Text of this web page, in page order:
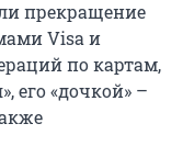
прекращение
Visa и
по картам,
его «дочкой» –